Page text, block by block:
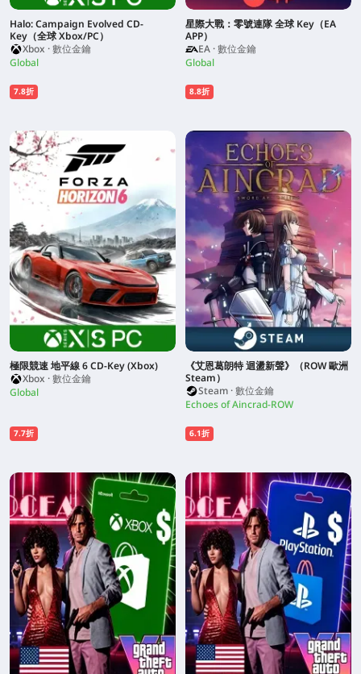
Halo: Campaign Evolved CD-
Key（全球 Xbox/PC）
Xbox · 數位金鑰
Global
7.8折
星際大戰：零號連隊 全球 Key（EA
APP）
EA · 數位金鑰
Global
8.8折
極限競速 地平線 6 CD-Key (Xbox)
Xbox · 數位金鑰
Global
7.7折
《艾恩葛朗特 迴盪新聲》（ROW 歐洲
Steam）
Steam · 數位金鑰
Echoes of Aincrad-ROW
6.1折